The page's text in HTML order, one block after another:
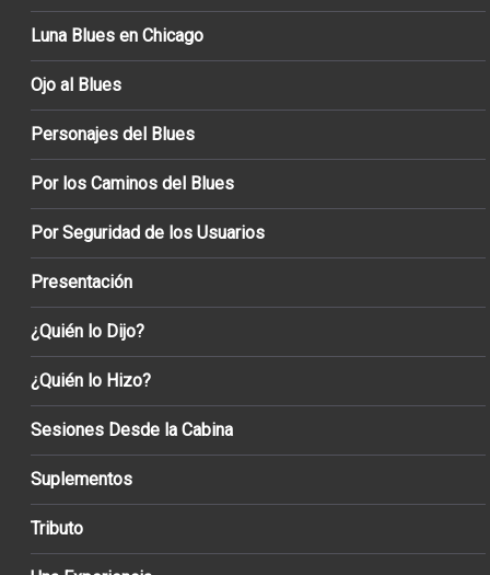
Luna Blues en Chicago
Ojo al Blues
Personajes del Blues
Por los Caminos del Blues
Por Seguridad de los Usuarios
Presentación
¿Quién lo Dijo?
¿Quién lo Hizo?
Sesiones Desde la Cabina
Suplementos
Tributo